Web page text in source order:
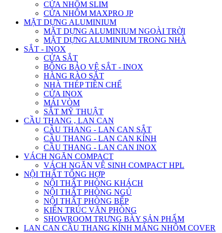
CỬA NHÔM SLIM
CỬA NHÔM MAXPRO JP
MẶT DỰNG ALUMINIUM
MẶT DỰNG ALUMINIUM NGOÀI TRỜI
MẶT DỰNG ALUMINIUM TRONG NHÀ
SẮT - INOX
CỬA SẮT
BÔNG BẢO VỆ SẮT - INOX
HÀNG RÀO SẮT
NHÀ THÉP TIỀN CHẾ
CỬA INOX
MÁI VÒM
SẮT MỸ THUẬT
CẦU THANG , LAN CAN
CẦU THANG - LAN CAN SẮT
CẦU THANG - LAN CAN KÍNH
CẦU THANG - LAN CAN INOX
VÁCH NGĂN COMPACT
VÁCH NGĂN VỆ SINH COMPACT HPL
NỘI THẤT TỔNG HỢP
NỘI THẤT PHÒNG KHÁCH
NỘI THẤT PHÒNG NGỦ
NỘI THẤT PHÒNG BẾP
KIẾN TRÚC VĂN PHÒNG
SHOWROOM TRƯNG BÀY SẢN PHẨM
LAN CAN CẦU THANG KÍNH MÁNG NHÔM COVER